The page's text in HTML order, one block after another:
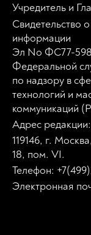
Учредитель и
Свидетельство
информации
Эл No ФС77-
Федеральной
по надзору в
технологий и
коммуникаций
Адрес редакции:
119146, г.
18, пом. VI.
Телефон:
Электронная